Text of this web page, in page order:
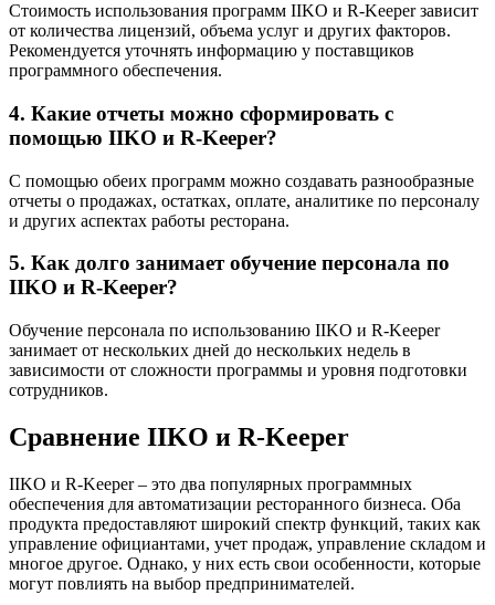
Стоимость использования программ IIKO и R-Keeper зависит
от количества лицензий, объема услуг и других факторов.
Рекомендуется уточнять информацию у поставщиков
программного обеспечения.
4. Какие отчеты можно сформировать с
помощью IIKO и R-Keeper?
С помощью обеих программ можно создавать разнообразные
отчеты о продажах, остатках, оплате, аналитике по персоналу
и других аспектах работы ресторана.
5. Как долго занимает обучение персонала по
IIKO и R-Keeper?
Обучение персонала по использованию IIKO и R-Keeper
занимает от нескольких дней до нескольких недель в
зависимости от сложности программы и уровня подготовки
сотрудников.
Сравнение IIKO и R-Keeper
IIKO и R-Keeper – это два популярных программных
обеспечения для автоматизации ресторанного бизнеса. Оба
продукта предоставляют широкий спектр функций, таких как
управление официантами, учет продаж, управление складом и
многое другое. Однако, у них есть свои особенности, которые
могут повлиять на выбор предпринимателей.